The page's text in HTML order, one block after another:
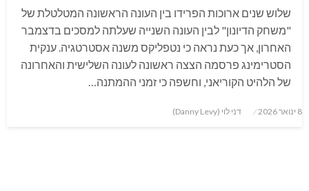
שלוש שנים ארוכות הפרידו בין העונה הראשונה המטלטלת של
"משחק הדיונון" לבין העונה השנייה שעלתה למסכים בדצמבר
האחרון, אך כעת נראה כי נטפליקס משנה אסטרטגיה. ענקית
הסטרימינג פרסמה הצצה ראשונה לעונה השלישית והאחרונה
של הלהיט הקוריאני, וחשפה כי זמני ההמתנה…
Posted8 ינואר 2026 דני לוי (Danny Levy)